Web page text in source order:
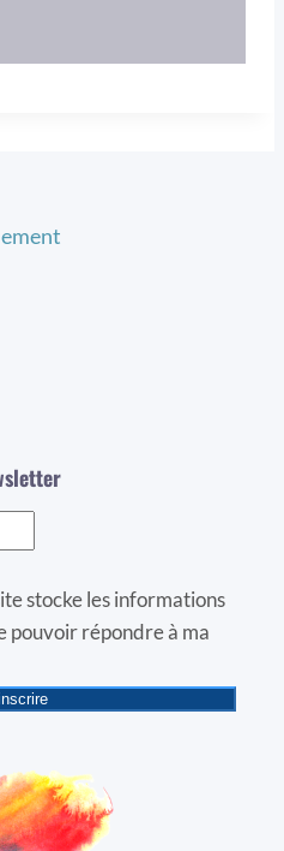
stocke les informations
pouvoir répondre à ma